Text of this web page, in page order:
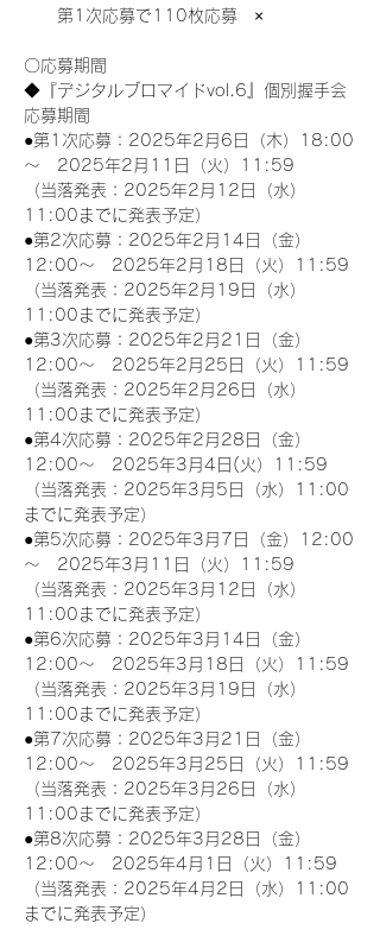
第1次応募で110枚応募　×
〇応募期間
◆『デジタルブロマイドvol.6』個別握手会
応募期間
●第1次応募：2025年2月6日（木）18:00
～　2025年2月11日（火）11:59
（当落発表：2025年2月12日（水）
11:00までに発表予定）
●第2次応募：2025年2月14日（金）
12:00～　2025年2月18日（火）11:59
（当落発表：2025年2月19日（水）
11:00までに発表予定）
●第3次応募：2025年2月21日（金）
12:00～　2025年2月25日（火）11:59
（当落発表：2025年2月26日（水）
11:00までに発表予定）
●第4次応募：2025年2月28日（金）
12:00～　2025年3月4日(火）11:59
（当落発表：2025年3月5日（水）11:00
までに発表予定）
●第5次応募：2025年3月7日（金）12:00
～　2025年3月11日（火）11:59
（当落発表：2025年3月12日（水）
11:00までに発表予定）
●第6次応募：2025年3月14日（金）
12:00～　2025年3月18日（火）11:59
（当落発表：2025年3月19日（水）
11:00までに発表予定）
●第7次応募：2025年3月21日（金）
12:00～　2025年3月25日（火）11:59
（当落発表：2025年3月26日（水）
11:00までに発表予定）
●第8次応募：2025年3月28日（金）
12:00～　2025年4月1日（火）11:59
（当落発表：2025年4月2日（水）11:00
までに発表予定）